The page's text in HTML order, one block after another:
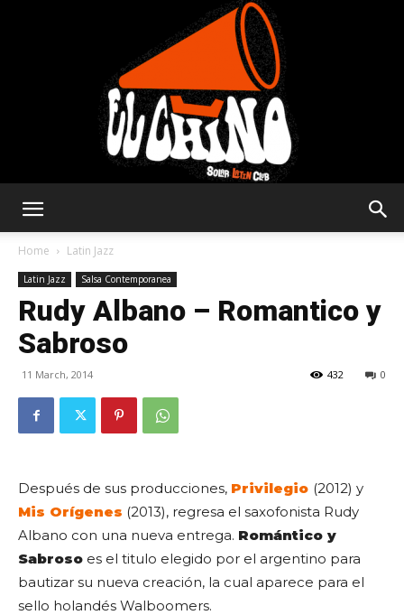
Latin
Home Latin Jazz
Latin Jazz Salsa Contemporanea
Rudy Albano – Romantico y
Sabroso
11 March, 2014 0
432
Después de sus producciones, Privilegio (2012) y
Mis Orígenes (2013), regresa el saxofonista Rudy
Albano con una nueva entrega. Romántico y
Sabroso es el titulo elegido por el argentino para
bautizar su nueva creación, la cual aparece para el
sello holandés Walboomers.